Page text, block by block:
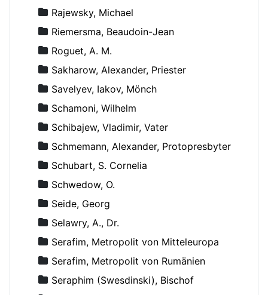
Rajewsky, Michael
Riemersma, Beaudoin-Jean
Roguet, A. M.
Sakharow, Alexander, Priester
Savelyev, Iakov, Mönch
Schamoni, Wilhelm
Schibajew, Vladimir, Vater
Schmemann, Alexander, Protopresbyter
Schubart, S. Cornelia
Schwedow, O.
Seide, Georg
Selawry, A., Dr.
Serafim, Metropolit von Mitteleuropa
Serafim, Metropolit von Rumänien
Seraphim (Swesdinski), Bischof